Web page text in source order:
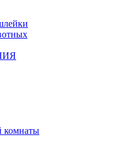
комнаты